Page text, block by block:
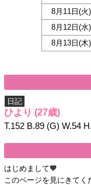
8月11日(火)
8月12日(水)
8月13日(木)
日記
ひより (27歳)
T.152 B.89 (G) W.54
はじめまして🧡
このページを見にきて